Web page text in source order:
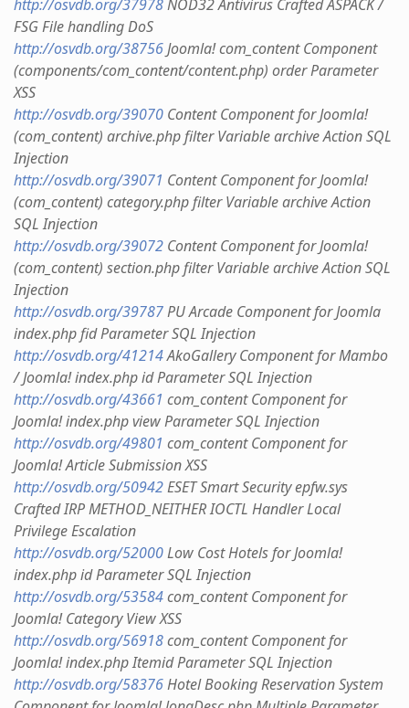
http://osvdb.org/37978NOD32 Antivirus Crafted ASPACK /
FSG File handling DoS
http://osvdb.org/38756Joomla! com_content Component
(components/com_content/content.php) order Parameter
XSS
http://osvdb.org/39070 Content Component for Joomla!
(com_content) archive.php filter Variable archive Action SQL
Injection
http://osvdb.org/39071 Content Component for Joomla!
(com_content) category.php filter Variable archive Action
SQL Injection
http://osvdb.org/39072 Content Component for Joomla!
(com_content) section.php filter Variable archive Action SQL
Injection
http://osvdb.org/39787PU Arcade Component for Joomla
index.php fid Parameter SQL Injection
http://osvdb.org/41214AkoGallery Component for Mambo
/ Joomla! index.php id Parameter SQL Injection
http://osvdb.org/43661 com_content Component for
Joomla! index.php view Parameter SQL Injection
http://osvdb.org/49801 com_content Component for
Joomla! Article Submission XSS
http://osvdb.org/50942ESET Smart Security epfw.sys
Crafted IRP METHOD_NEITHER IOCTL Handler Local
Privilege Escalation
http://osvdb.org/52000Low Cost Hotels for Joomla!
index.php id Parameter SQL Injection
http://osvdb.org/53584com_content Component for
Joomla! Category View XSS
http://osvdb.org/56918com_content Component for
Joomla! index.php Itemid Parameter SQL Injection
http://osvdb.org/58376Hotel Booking Reservation System